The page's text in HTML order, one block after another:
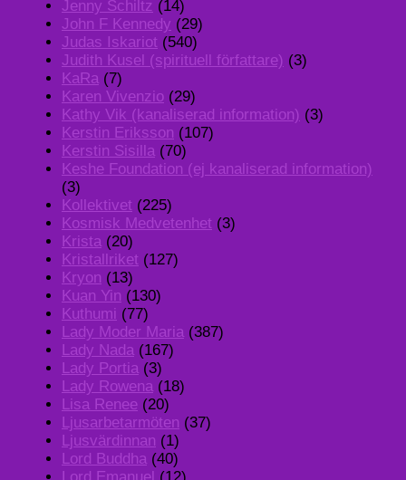
Jenny Schiltz (14)
John F Kennedy (29)
Judas Iskariot (540)
Judith Kusel (spirituell författare) (3)
KaRa (7)
Karen Vivenzio (29)
Kathy Vik (kanaliserad information) (3)
Kerstin Eriksson (107)
Kerstin Sisilla (70)
Keshe Foundation (ej kanaliserad information)
(3)
Kollektivet (225)
Kosmisk Medvetenhet (3)
Krista (20)
Kristallriket (127)
Kryon (13)
Kuan Yin (130)
Kuthumi (77)
Lady Moder Maria (387)
Lady Nada (167)
Lady Portia (3)
Lady Rowena (18)
Lisa Renee (20)
Ljusarbetarmöten (37)
Ljusvärdinnan (1)
Lord Buddha (40)